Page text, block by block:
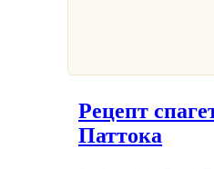
Рецепт
Паттока